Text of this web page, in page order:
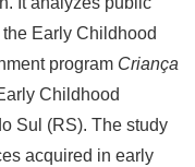
Early Childhood
program Criança
Childhood
Sul (RS). The study
acquired in early